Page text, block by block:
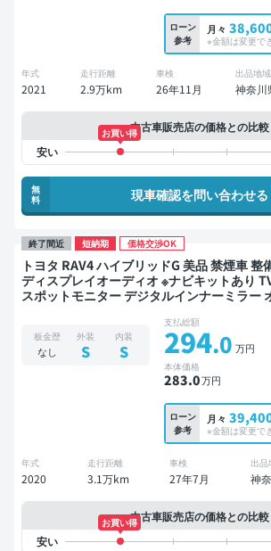
ローン
参考
月々
※金額は変更で
年式
2021
走行距離
2.9万km
車検
26年11月
出品地域
神奈川
中古車販売店の価格との比較
お買い得
無
料
現車確認を問い合わせる
終了間近 短納期 価格交渉OK
トヨタ RAV4 ハイブリッドG 美品 禁煙車 整備記録簿あり
ディスプレイオーディオ ※ナビキットあり
スポットモニター デジタルインナーミラー
板金歴
なし
外装
S
内装
S
支払総額
294.0 万円
本体価格
283.0万円
ローン
参考
月々
※金額は変更で
年式
2020
走行距離
3.1万km
車検
27年7月
出品
神
中古車販売店の価格との比較
お買い得